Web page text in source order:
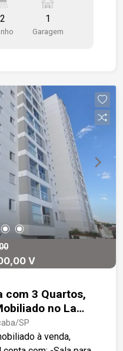
em todos os
planejada com
condomínio oferece
o Parque
completa, com
academias,
avenidas e
visita e conhecer seu
viver com conforto,
lugar?
2 1
Garagem
V
com 3 Quartos,
no La
SP
SP
à venda,